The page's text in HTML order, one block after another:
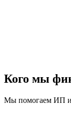
Кого мы
Мы помогаем ИП и